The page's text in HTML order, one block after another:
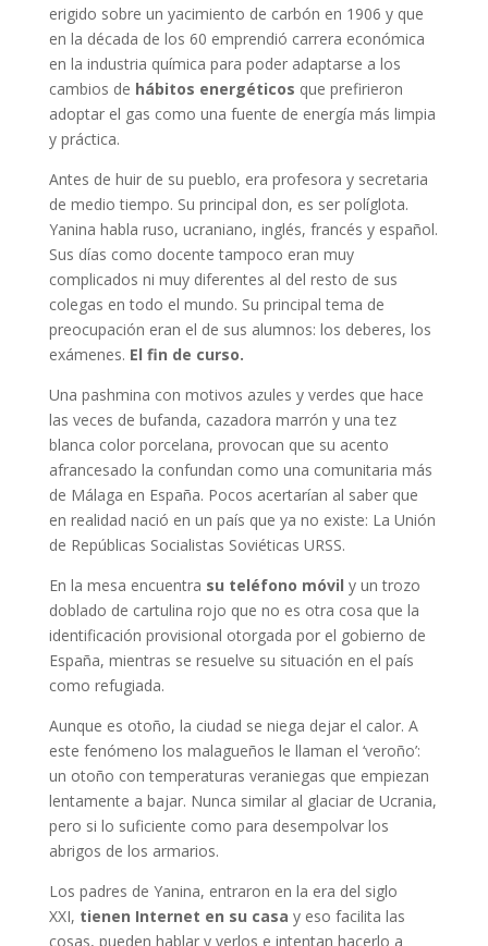
erigido sobre un yacimiento de carbón en 1906 y que
en la década de los 60 emprendió carrera económica
en la industria química para poder adaptarse a los
cambios de hábitos energéticos que prefirieron
adoptar el gas como una fuente de energía más limpia
y práctica.
Antes de huir de su pueblo, era profesora y secretaria
de medio tiempo. Su principal don, es ser políglota.
Yanina habla ruso, ucraniano, inglés, francés y español.
Sus días como docente tampoco eran muy
complicados ni muy diferentes al del resto de sus
colegas en todo el mundo. Su principal tema de
preocupación eran el de sus alumnos: los deberes, los
exámenes. El fin de curso.
Una pashmina con motivos azules y verdes que hace
las veces de bufanda, cazadora marrón y una tez
blanca color porcelana, provocan que su acento
afrancesado la confundan como una comunitaria más
de Málaga en España. Pocos acertarían al saber que
en realidad nació en un país que ya no existe: La Unión
de Repúblicas Socialistas Soviéticas URSS.
En la mesa encuentra su teléfono móvil y un trozo
doblado de cartulina rojo que no es otra cosa que la
identificación provisional otorgada por el gobierno de
España, mientras se resuelve su situación en el país
como refugiada.
Aunque es otoño, la ciudad se niega dejar el calor. A
este fenómeno los malagueños le llaman el ‘veroño’:
un otoño con temperaturas veraniegas que empiezan
lentamente a bajar. Nunca similar al glaciar de Ucrania,
pero si lo suficiente como para desempolvar los
abrigos de los armarios.
Los padres de Yanina, entraron en la era del siglo
XXI, tienen Internet en su casa y eso facilita las
cosas, pueden hablar y verlos e intentan hacerlo a